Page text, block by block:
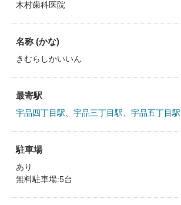
木村歯科医院
名称 (かな)
きむらしかいいん
最寄駅
宇品四丁目駅 宇品三丁目駅 宇品五丁目駅
駐車場
あり
無料駐車場:5台